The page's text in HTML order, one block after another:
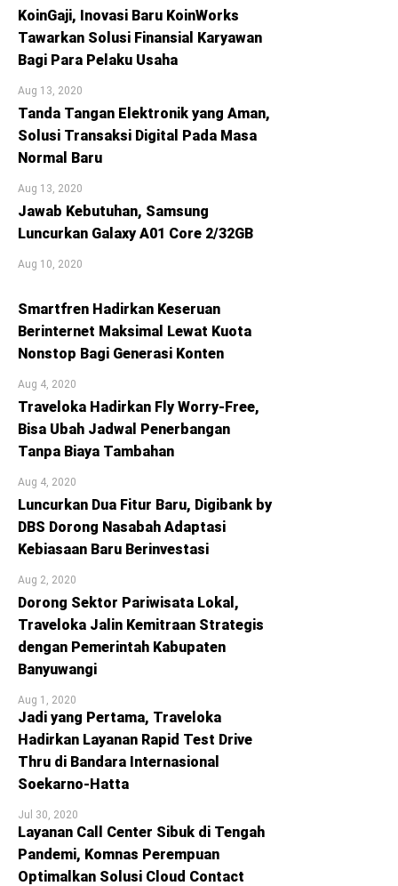
KoinGaji, Inovasi Baru KoinWorks
Tawarkan Solusi Finansial Karyawan
Bagi Para Pelaku Usaha
Aug 13, 2020
Tanda Tangan Elektronik yang Aman,
Solusi Transaksi Digital Pada Masa
Normal Baru
Aug 13, 2020
Jawab Kebutuhan, Samsung
Luncurkan Galaxy A01 Core 2/32GB
Aug 10, 2020
Smartfren Hadirkan Keseruan
Berinternet Maksimal Lewat Kuota
Nonstop Bagi Generasi Konten
Aug 4, 2020
Traveloka Hadirkan Fly Worry-Free,
Bisa Ubah Jadwal Penerbangan
Tanpa Biaya Tambahan
Aug 4, 2020
Luncurkan Dua Fitur Baru, Digibank by
DBS Dorong Nasabah Adaptasi
Kebiasaan Baru Berinvestasi
Aug 2, 2020
Dorong Sektor Pariwisata Lokal,
Traveloka Jalin Kemitraan Strategis
dengan Pemerintah Kabupaten
Banyuwangi
Aug 1, 2020
Jadi yang Pertama, Traveloka
Hadirkan Layanan Rapid Test Drive
Thru di Bandara Internasional
Soekarno-Hatta
Jul 30, 2020
Layanan Call Center Sibuk di Tengah
Pandemi, Komnas Perempuan
Optimalkan Solusi Cloud Contact